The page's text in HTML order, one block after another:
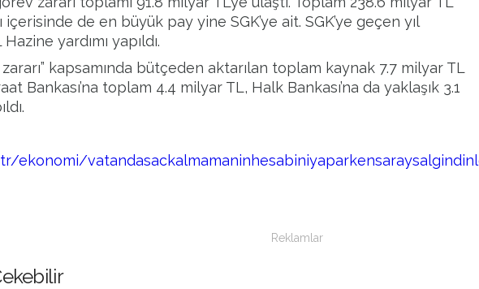
içerisinde de en büyük pay yine SGK’ye ait. SGK’ye geçen yıl
yardımı yapıldı.
kapsamında bütçeden aktarılan toplam kaynak 7.7 milyar TL
Bankası’na toplam 4.4 milyar TL, Halk Bankası’na da yaklaşık 3.1
ekonomi/
Reklamlar